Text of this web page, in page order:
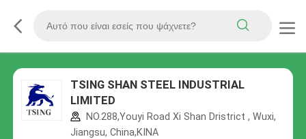
TSING SHAN STEEL INDUSTRIAL
LIMITED
NO.288,Youyi Road Xi Shan Dristrict , Wuxi,
Jiangsu, China,ΚΙΝΑ